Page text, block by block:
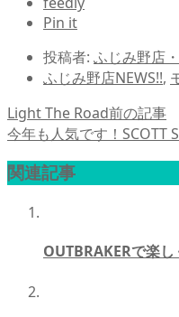
Pin it
投稿者: ふじみ野店
ふじみ野店NEWS!!,
Light The Road前の記事
今年も人気です！SCOTT
関連記事
OUTBRAKERで楽し